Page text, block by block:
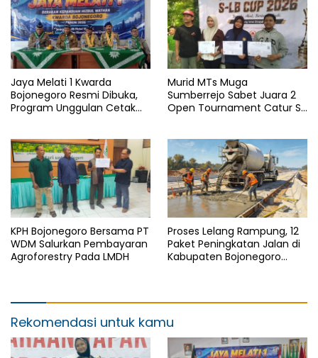
Jaya Melati 1 Kwarda
Bojonegoro Resmi Dibuka,
Program Unggulan Cetak
Murid MTs Muga
Sumberrejo Sabet Juara 2
Open Tournament Catur S-
KPH Bojonegoro Bersama PT
WDM Salurkan Pembayaran
Agroforestry Pada LMDH
Proses Lelang Rampung, 12
Paket Peningkatan Jalan di
Kabupaten Bojonegoro
Rekomendasi untuk kamu